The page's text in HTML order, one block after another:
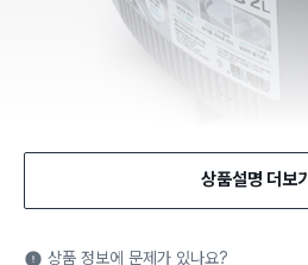
상품설명 더보기
상품 정보에 문제가 있나요?